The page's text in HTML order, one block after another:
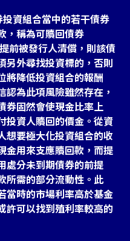
資組合當中的若干債券
，稱為可贖回債券
前被發行人清償，則該債
另外尋找投資標的，否則
將降低投資組合的報酬
為此項風險雖然存在，
券固然會使現金比率上
投資人贖回的價金。從資
想要極大化投資組合的收
金用來支應贖回款，而提
處分未到期債券的前提
所需的部分流動性。此
當時的市場利率高於基金
許可以找到殖利率較高的